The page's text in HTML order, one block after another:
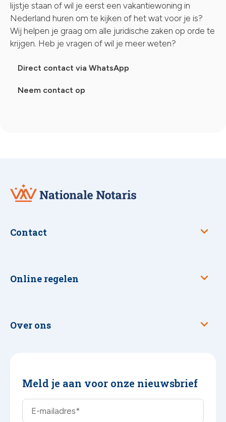
lijstje staan of wil je eerst een vakantiewoning in
Nederland huren om te kijken of het wat voor je is?
Wij helpen je graag om alle juridische zaken op orde te
krijgen. Heb je vragen of wil je meer weten?
Direct contact via WhatsApp
Neem contact op
Nationale
Notaris
Contact
Online regelen
Over ons
Meld je aan voor onze nieuwsbrief